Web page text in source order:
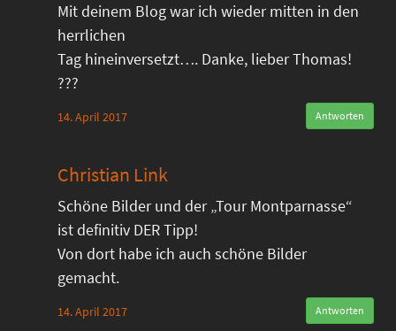
Mit deinem Blog war ich wieder mitten in den
herrlichen
Tag hineinversetzt…. Danke, lieber Thomas!
???
14. April 2017 Antworten
Christian Link
Schöne Bilder und der „Tour Montparnasse“
ist definitiv DER Tipp!
Von dort habe ich auch schöne Bilder
gemacht.
14. April 2017 Antworten